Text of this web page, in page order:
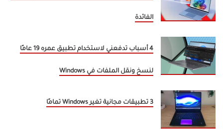
الفائدة
4 أسباب تدفعني لاستخدام تطبيق عمره 19 عامًا
لنسخ ونقل الملفات في Windows
3 تطبيقات مجانية تغير Windows تمامًا